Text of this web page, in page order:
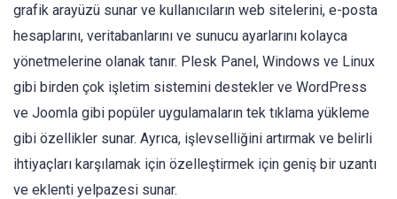
grafik arayüzü sunar ve kullanıcıların web sitelerini, e-posta
hesaplarını, veritabanlarını ve sunucu ayarlarını kolayca
yönetmelerine olanak tanır. Plesk Panel, Windows ve Linux
gibi birden çok işletim sistemini destekler ve WordPress
ve Joomla gibi popüler uygulamaların tek tıklama yükleme
gibi özellikler sunar. Ayrıca, işlevselliğini artırmak ve belirli
ihtiyaçları karşılamak için özelleştirmek için geniş bir uzantı
ve eklenti yelpazesi sunar.